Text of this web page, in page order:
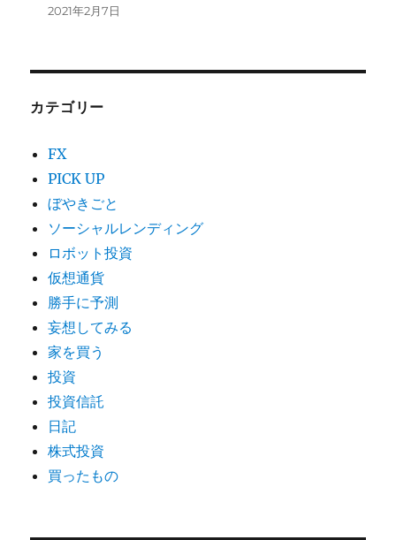
2021年2月7日
カテゴリー
FX
PICK UP
ぼやきごと
ソーシャルレンディング
ロボット投資
仮想通貨
勝手に予測
妄想してみる
家を買う
投資
投資信託
日記
株式投資
買ったもの